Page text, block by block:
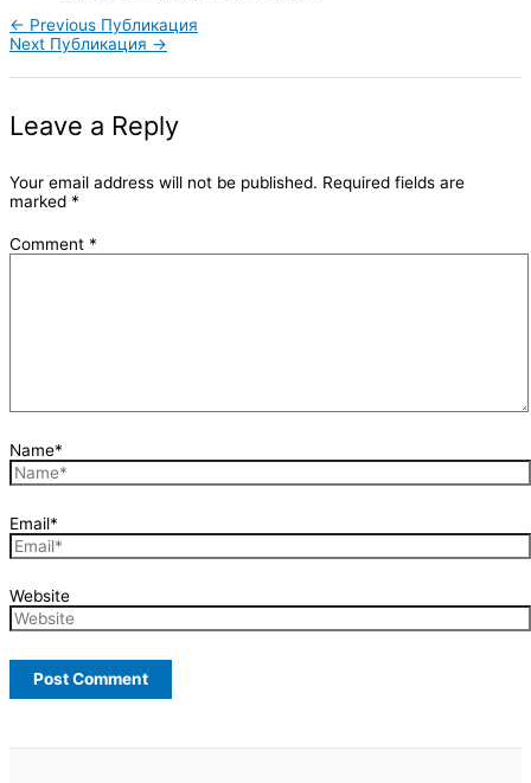
← Previous Публикация
Next Публикация →
Leave a Reply
Your email address will not be published. Required fields are
marked *
Comment *
Name*
Email*
Website